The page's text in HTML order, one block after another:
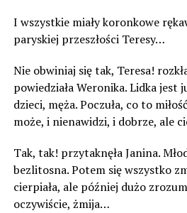
I wszystkie miały koronkowe
paryskiej przeszłości Teresy…
Nie obwiniaj się tak, Teresa!
powiedziała Weronika. Lidka jest
dzieci, męża. Poczuła, co to
może, i nienawidzi, i dobrze, ale
Tak, tak! przytaknęła Janina.
bezlitosna. Potem się wszystko
cierpiała, ale później dużo
oczywiście, żmija…